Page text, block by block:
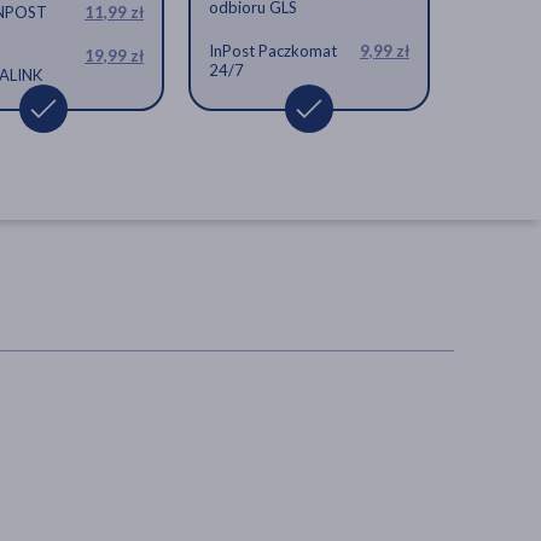
11,99 zł
19,99 zł
odbioru GLS
InPost Paczkomat
24/7
9,99 zł